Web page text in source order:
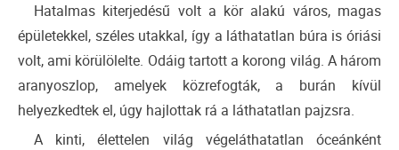
Hatalmas kiterjedésű volt a kör alakú város, magas
épületekkel, széles utakkal, így a láthatatlan búra is óriási
volt, ami körülölelte. Odáig tartott a korong világ. A három
aranyoszlop, amelyek közrefogták, a burán kívül
helyezkedtek el, úgy hajlottak rá a láthatatlan pajzsra.
A kinti, élettelen világ végeláthatatlan óceánként